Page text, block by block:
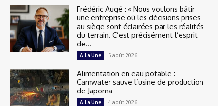
Frédéric Augé : « Nous voulons bâtir
une entreprise où les décisions prises
au siège sont éclairées par les réalités
du terrain. C’est précisément l’esprit
de...
A La Une 5 août 2026
Alimentation en eau potable :
Camwater sauve l’usine de production
de Japoma
A La Une 4 août 2026